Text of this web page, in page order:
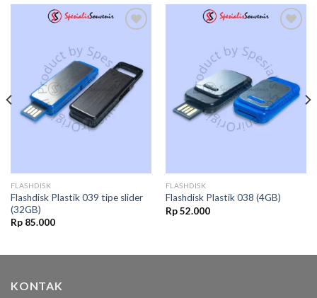
Add to
wishlist
FLASHDISK
Flashdisk Plastik 039 tipe slider
(32GB)
Rp85.000
wishlist
FLASHDISK
Flashdisk Plastik 038 (4GB)
Rp52.000
KONTAK